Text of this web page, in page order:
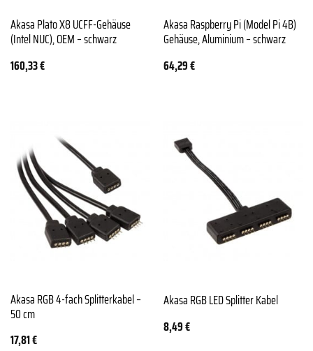
Akasa Plato X8 UCFF-Gehäuse
(Intel NUC), OEM – schwarz
160,33€
Akasa Raspberry Pi (Model Pi 4B)
Gehäuse, Aluminium – schwarz
64,29€
Akasa RGB 4-fach Splitterkabel –
50 cm
17,81€
Akasa RGB LED Splitter Kabel
8,49€